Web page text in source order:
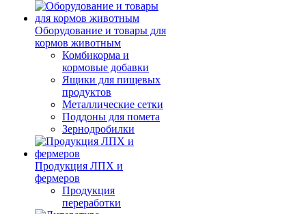
Оборудование и товары для
кормов животным
Комбикорма и
кормовые добавки
Ящики для пищевых
продуктов
Металлические сетки
Поддоны для помета
Зернодробилки
Продукция ЛПХ и
фермеров
Продукция
переработки